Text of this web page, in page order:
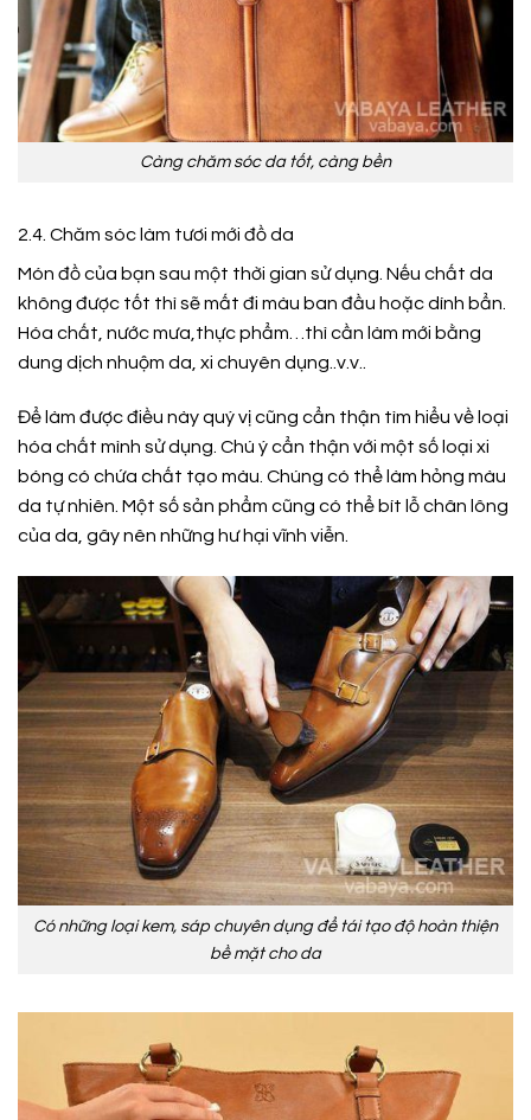
Càng chăm sóc da tốt, càng bền
2.4. Chăm sóc làm tươi mới đồ da
Món đồ của bạn sau một thời gian sử dụng. Nếu chất da
không được tốt thì sẽ mất đi màu ban đầu hoặc dính bẩn.
Hóa chất, nước mưa,thực phẩm…thì cần làm mới bằng
dung dịch nhuộm da, xi chuyên dụng..v.v..
Để làm được điều này quý vị cũng cẩn thận tìm hiểu về loại
hóa chất mình sử dụng. Chú ý cẩn thận với một số loại xi
bóng có chứa chất tạo màu. Chúng có thể làm hỏng màu
da tự nhiên. Một số sản phẩm cũng có thể bít lỗ chân lông
của da, gây nên những hư hại vĩnh viễn.
Có những loại kem, sáp chuyên dụng để tái tạo độ hoàn thiện
bề mặt cho da